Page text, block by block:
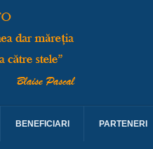
BENEFICIARI PARTENERI